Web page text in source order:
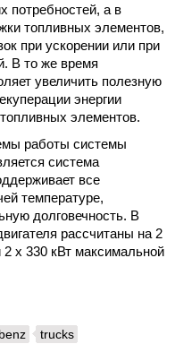
потребностей, а в
топливных элементов,
при ускорении или при
В то же время
увеличить полезную
энергии
элементов.
работы системы
система
все
температуре,
долговечность. В
рассчитаны на 2
x 330 кВт максимальной
trucks